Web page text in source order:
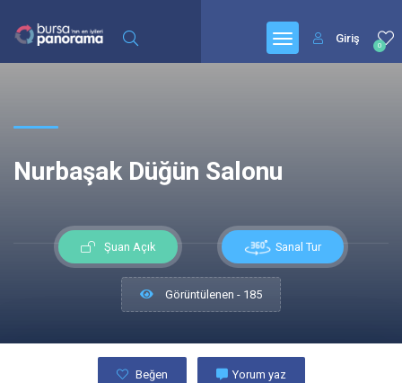
0
Giriş
Nurbaşak Düğün Salonu
Şuan Açık Sanal Tur
Görüntülenen - 185
Beğen Yorum yaz